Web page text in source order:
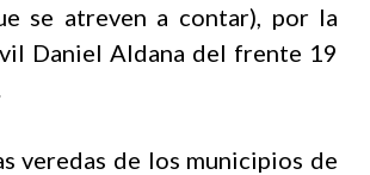
se atreven a contar), por la
Daniel Aldana del frente 19
veredas de los municipios de